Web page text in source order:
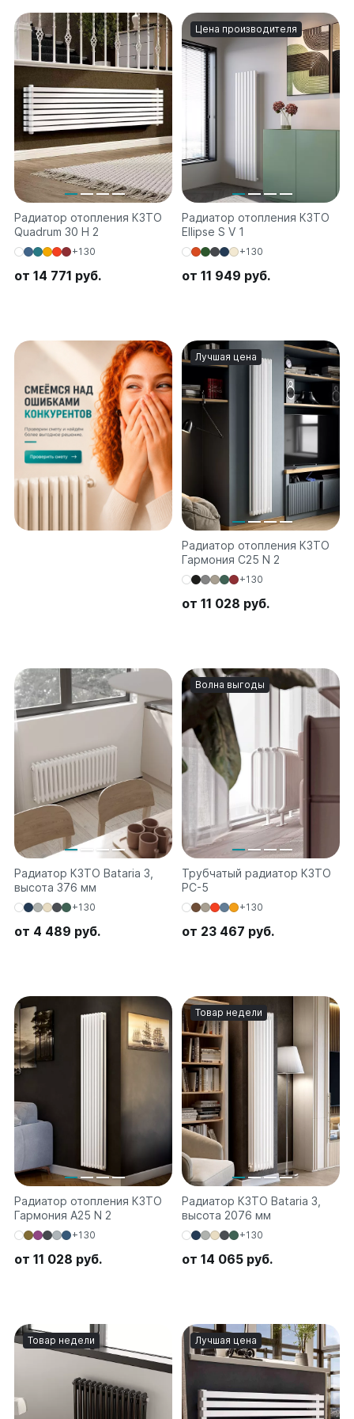
на 13 секций
на 14 секций
на 15 секций
на 16 секций
на 17 секций
на 18 секций
на 19 секций
на 20 секций
По цветам
Белые
Bataria Retro 3
Ellipse
Ellipse S V
Ellipse S H
Ellipse P V
Ellipse P H
Гармония
Гармония 1, 2
Гармония С40
Гармония C25 N
Гармония А40
Гармония А25 N
Гармония А20
РСК
Соло
Соло Г
Параллели
Параллели В
Параллели Г
Quadrum
Quadrum 30 H
Quadrum 30 V
Quadrum 40 H
Quadrum 60 H
Quadrum 60 V
Quadrum NEO
Quadrum Neo 50 V
Quadrum Neo 50 H
Завалинки
Завалинка Гармония
Завалинка РС
Зеркала
Радиатор отопления КЗТО
Quadrum 30 H 2
+130
от 14 771 руб.
Цена производителя
Радиатор отопления КЗТО
Ellipse S V 1
+130
от 11 949 руб.
Лучшая цена
Радиатор отопления КЗТО
Гармония C25 N 2
+130
от 11 028 руб.
Радиатор КЗТО Bataria 3,
высота 376 мм
+130
от 4 489 руб.
Волна выгоды
Трубчатый радиатор КЗТО
РС-5
+130
от 23 467 руб.
Радиатор отопления КЗТО
Гармония А25 N 2
+130
от 11 028 руб.
Товар недели
Радиатор КЗТО Bataria 3,
высота 2076 мм
+130
от 14 065 руб.
Товар недели Лучшая цена